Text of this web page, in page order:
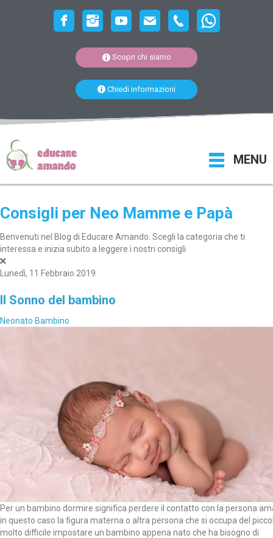
Scopri chi siamo
Chiedi informazioni
MENU
Consigli per Neo Mamme e Papà
Benvenuti nel Blog di Educare Amando. Scegli la categoria che ti
interessa e inizia subito a leggere i nostri consigli
Lunedì, 11 Febbraio 2019
Il Sonno del bambino
Neonato Bambino
Per un bambino dormire significa perdere il contatto con la persona
in questo caso la figura materna o altra persona che si occupa del
molto difficile impostare un bambino appena nato che ha bisogno di